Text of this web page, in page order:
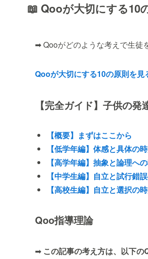
📖 Qooが大切にする10
➡ Qooがどのような考えで生徒
Qooが大切にする10の原則を見
【完全ガイド】子供の
【概要】まずはここから
【低学年編】体感と具体の
【高学年編】抽象と論理へ
【中学生編】自立と試行錯
【高校生編】自立と選択の
Qoo指導理論
➡ この記事の考え方は、以下の